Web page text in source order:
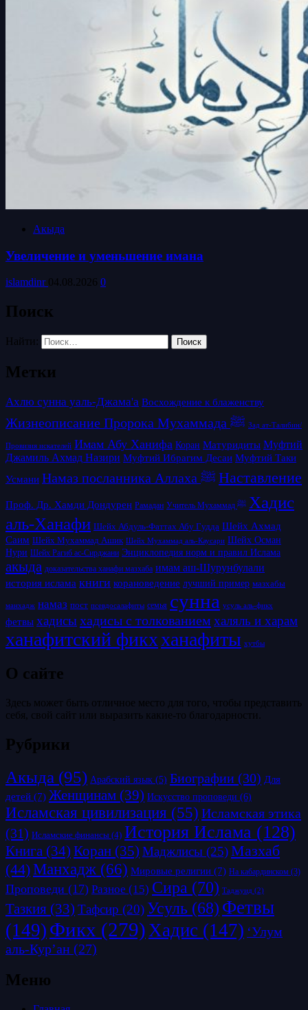
Акыда
Увеличение и уменьшение имана
islamdinr 04.08.2026 0
Поиск
Найти:
Метки
Ахлю сунна уаль-Джама'а Восхождение к блаженству
Жизнеописание Пророка Мухаммада ﷺ Зад ат-Талибин/
Провизия искателей Имам Абу Ханифа Коран Матуридиты Муфтий
Джамиль Ахмад Назири Муфтий Ибрагим Десаи Муфтий Таки
Усмани
Намаз посланника Аллаха ﷺ Наставление
Проф. Др. Хамди Дондурен Рамадан Учитель Мухаммад ﷺ Хадис
аль-Ханафи Шейх Абдуль-Фаттах Абу Гудда Шейх Ахмад
Саим Шейх Мухаммад Ашик Шейх Мухаммад аль-Каусари Шейх Осман
Нури Шейх Рагиб ас-Сирджани Энциклопедия норм и правил Ислама
акыда доказательства ханафи мазхаба имам аш-Шурунбулали
история ислама книги корановедение лучший пример мазхабы
манхадж намаз пост псевдосалафиты семья сунна усуль аль-фикх
фетвы хадисыхадисы с толкованием халяль и харам
ханафитский фикхханафиты хутбы
О сайте
Здесь может быть отличное место для того, чтобы представить
себя, свой сайт или выразить какие-то благодарности.
Рубрики
Акыда (95) Арабский язык (5) Биографии (30) Для
детей (7) Женщинам (39) Искусство проповеди (6)
Исламская цивилизация (55) Исламская этика
(31) Исламские финансы (4) История Ислама (128)
Книга (34) Коран (35) Маджлисы (25)Мазхаб
(44)Манхадж (66) Мировые религии (7) На кабардинском (3)
Проповеди (17) Разное (15) Сира (70) Таджуид (2)
Тазкия (33) Тафсир (20)Усуль (68) Фетвы
(149) Фикх (279) Хадис (147) ‘Улум
аль-Кур’ан (27)
Меню